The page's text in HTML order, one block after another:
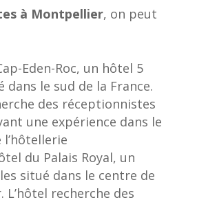
à Montpellier, on peut
Eden-Roc, un hôtel 5
dans le sud de la France.
des réceptionnistes
une expérience dans le
du Palais Royal, un
situé dans le centre de
recherche des